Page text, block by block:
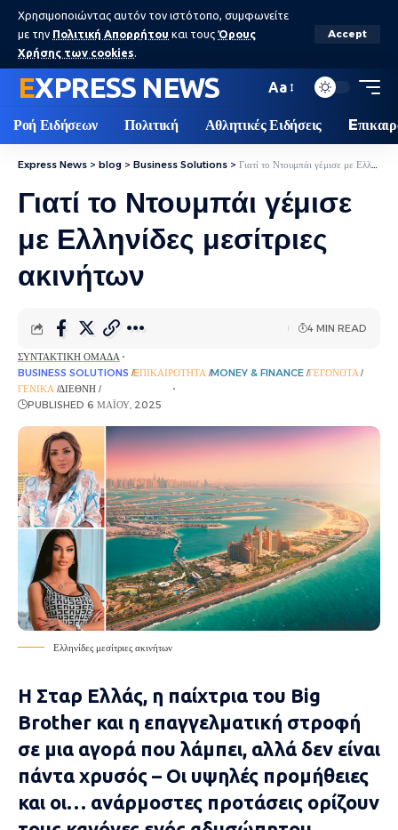
Χρησιμοποιώντας αυτόν τον ιστότοπο, συμφωνείτε
με την Πολιτική Απορρήτου και τους Όρους
Χρήσης των cookies.
Accept
EXPRESS NEWS Aa
Ροή Ειδήσεων Πολιτική Αθλητικές Ειδήσεις
Express News > blog > Business Solutions > Γιατί το Ντουμπάι γέμισε με Ελληνίδες μεσίτριες ακινήτων
Γιατί το Ντουμπάι γέμισε
με Ελληνίδες μεσίτριες
ακινήτων
ΣΥΝΤΑΚΤΙΚΉ ΟΜΆΔΑ
BUSINESS SOLUTIONS EΠΙΚΑΙΡΌΤΗΤΑ MONEY & FINANCE ΓΕΓΟΝΌΤΑ
ΓΕΝΙΚΆ ΔΙΕΘΝΉ ΡΟΉ ΕΙΔΉΣΕΩΝ
PUBLISHED 6 ΜΑΪ́ΟΥ, 2025
4 MIN READ
Ελληνίδες μεσίτριες ακινήτων
H Σταρ Ελλάς, η παίχτρια του Big
Brother και η επαγγελματική στροφή
σε μια αγορά που λάμπει, αλλά δεν είναι
πάντα χρυσός – Οι υψηλές προμήθειες
και οι… ανάρμοστες προτάσεις ορίζουν